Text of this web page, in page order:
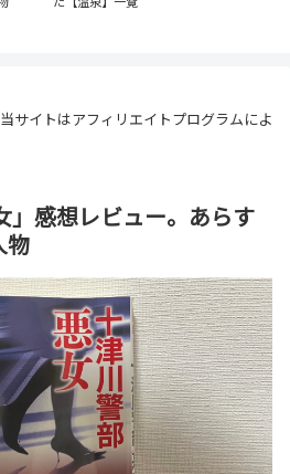
サイトはアフィリエイトプログラムによ
」感想レビュー。あらす
物